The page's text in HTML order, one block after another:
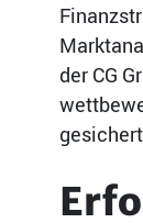
der CG